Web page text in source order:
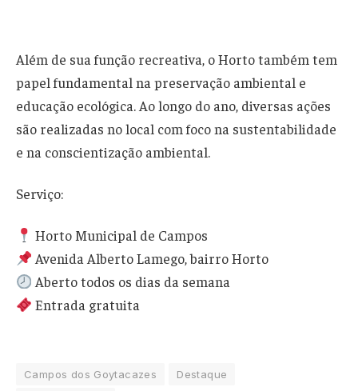
Além de sua função recreativa, o Horto também tem
papel fundamental na preservação ambiental e
educação ecológica. Ao longo do ano, diversas ações
são realizadas no local com foco na sustentabilidade
e na conscientização ambiental.
Serviço:
Horto Municipal de Campos
Avenida Alberto Lamego, bairro Horto
Aberto todos os dias da semana
Entrada gratuita
Campos dos Goytacazes
Destaque